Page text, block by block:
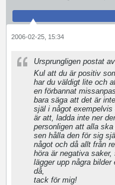
2006-02-25, 15:34
Ursprungligen postat av
Kul att du är positiv
har du väldigt lite och
en förbannat
bara säga att det är
själ i något
är att, ladda inte ner
personligen att alla
sen hålla den för sig
något och då allt från
höra är negativa
lägger upp några
då,
tack för mig!